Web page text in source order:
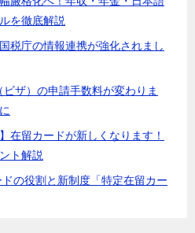
を徹底解説
税庁の情報連携が強化されまし
ザ）の申請手数料が変わりま
在留カードが新しくなります！
ト解説
ドの役割と新制度「特定在留カー